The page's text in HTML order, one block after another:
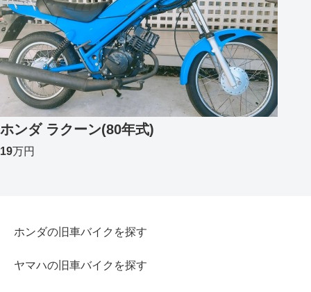
ホンダ ラクーン(80年式)
19万円
ホンダの旧車バイクを探す
ヤマハの旧車バイクを探す